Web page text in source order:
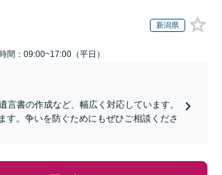
新潟県
間：09:00~17:00（平日）
言書の作成など、幅広く対応しています。
す。争いを防ぐためにもぜひご相談くださ